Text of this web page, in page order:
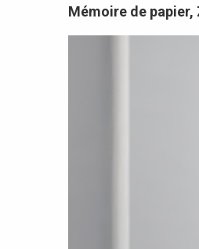
Mémoire de papier,